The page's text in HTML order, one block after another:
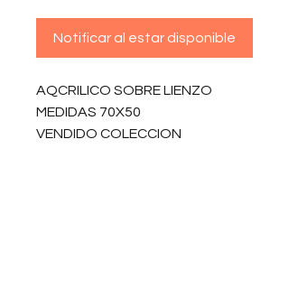
Notificar al estar disponible
AQCRILICO SOBRE LIENZO
MEDIDAS 70X50
VENDIDO COLECCION